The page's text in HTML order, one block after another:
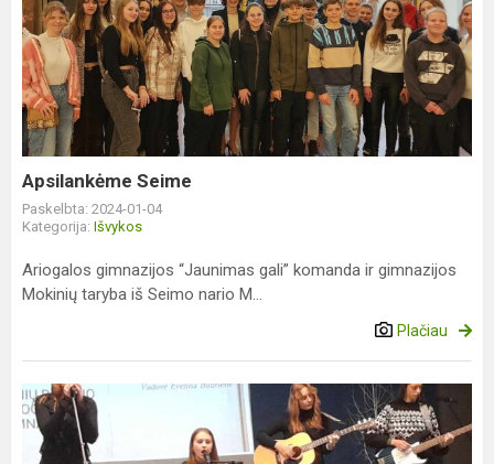
Seime
Apsilankėme Seime
Paskelbta: 2024-01-04
Kategorija: Išvykos
Ariogalos gimnazijos “Jaunimas gali” komanda ir gimnazijos
Mokinių taryba iš Seimo nario M...
Plačiau
13-
asis
tradicinis